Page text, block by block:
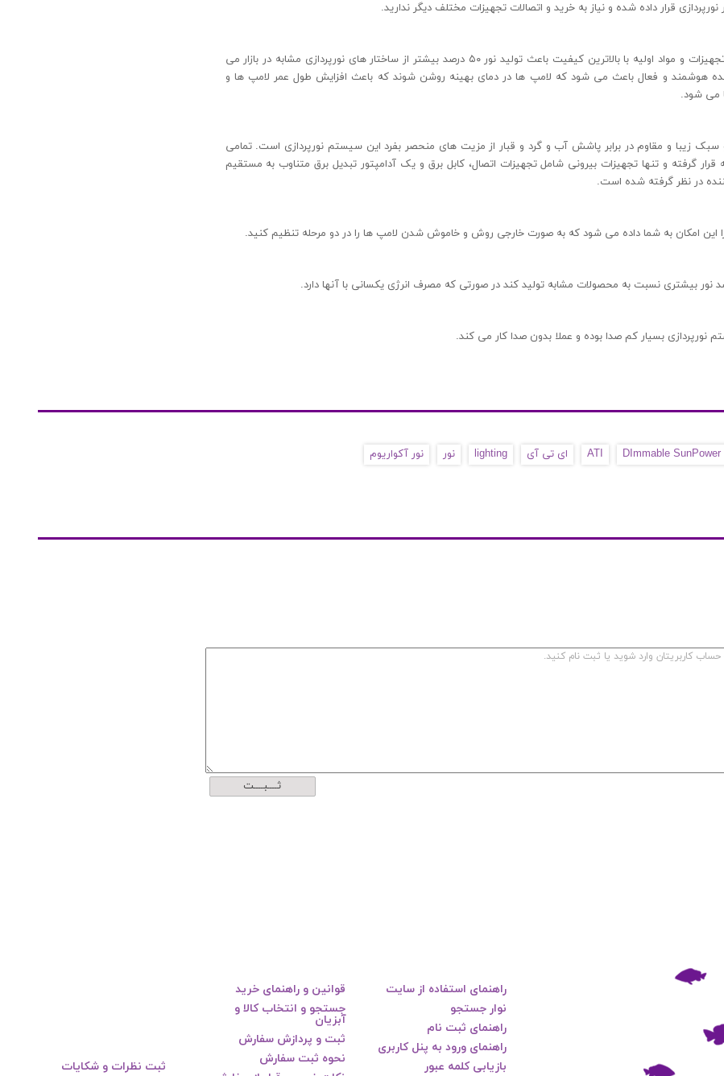
قرار داده شده و نیاز به خرید و اتصالات تجهیزات مختلف دیگر ندارید.
طراحی بی نظیر و استفاده از تجهیزات و مواد اولیه با بالاترین کیفیت باعث تولید نور ۵۰ درصد بیشتر از ساختار های نورپردازی مشابه در بازار می
هوشمند و فعال باعث می شود که لامپ ها در دمای بهینه روشن شوند که باعث افزایش طول عمر لامپ ها و
می شود.
زیبا و مقاوم در برابر پاشش آب و گرد و قبار از مزیت های منحصر بفرد این سیستم نورپردازی است. تمامی
قرار گرفته و تنها تجهیزات بیرونی شامل تجهیزات اتصال، کابل برق و یک آدامپتور تبدیل برق متناوب به مستقیم
در نظر گرفته شده است.
این امکان به شما داده می شود که به صورت خارجی روش و خاموش شدن لامپ ها را در دو مرحله تنظیم کنید.
بسیار کم صدا بوده و عملا بدون صدا کار می کند.
DImmable
ATI ای تی آی lighting نور نور آکواریوم
ثــــبــــت
راهنمای استفاده از سایت
نوار جستجو
راهنمای ثبت نام
راهنمای ورود به پنل کاربری
بازیابی کلمه عبور
قوانین و راهنمای خرید
جستجو و انتخاب کالا و
آبزیان
ثبت و پردازش سفارش
نحوه ثبت سفارش
ثبت نظرات و شکایات